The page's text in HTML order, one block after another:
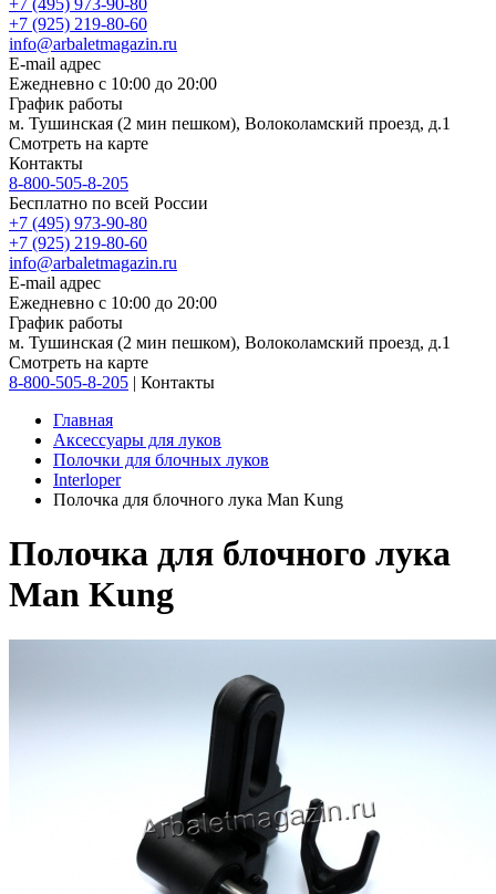
+7 (495) 973-90-80
+7 (925) 219-80-60
info@arbaletmagazin.ru
E-mail адрес
Ежедневно с 10:00 до 20:00
График работы
м. Тушинская (2 мин пешком), Волоколамский проезд, д.1
Смотреть на карте
Контакты
8-800-505-8-205
Бесплатно по всей России
+7 (495) 973-90-80
+7 (925) 219-80-60
info@arbaletmagazin.ru
E-mail адрес
Ежедневно с 10:00 до 20:00
График работы
м. Тушинская (2 мин пешком), Волоколамский проезд, д.1
Смотреть на карте
8-800-505-8-205 | Контакты
Главная
Аксессуары для луков
Полочки для блочных луков
Interloper
Полочка для блочного лука Man Kung
Полочка для блочного лука
Man Kung